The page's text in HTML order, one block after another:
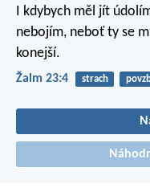
I kdybych měl jít
nebojím, neboť ty se
konejší.
Žalm 23:4 strach